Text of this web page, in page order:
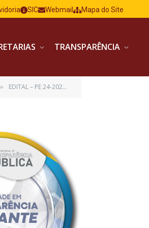
SIC Webmail Mapa do Site
TRANSPARÊNCIA
» EDITAL – PE 24-2023 – EXPEDIENTE ASS